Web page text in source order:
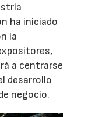
ha iniciado
la
a centrarse
desarrollo
negocio.